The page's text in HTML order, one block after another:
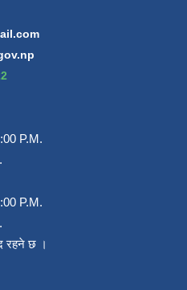
P.M.
P.M.
रहने छ ।